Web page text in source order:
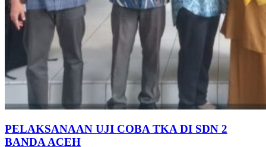
PELAKSANAAN UJI COBA TKA DI SDN 2
BANDA ACEHPELAKSANAAN